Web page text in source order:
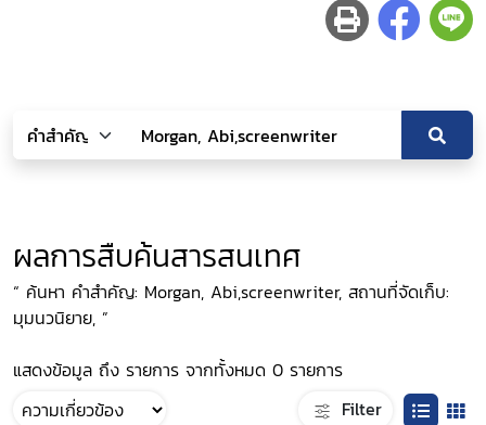
ผลการสืบค้นสารสนเทศ
“ ค้นหา คำสำคัญ: Morgan, Abi,screenwriter, สถานที่จัดเก็บ:
มุมนวนิยาย, ”
แสดงข้อมูล ถึง รายการ จากทั้งหมด 0 รายการ
Filter